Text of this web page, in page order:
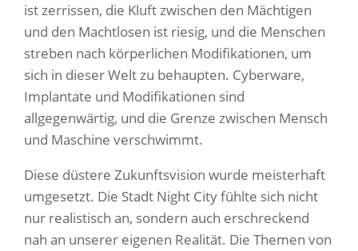
ist zerrissen, die Kluft zwischen den Mächtigen
und den Machtlosen ist riesig, und die Menschen
streben nach körperlichen Modifikationen, um
sich in dieser Welt zu behaupten. Cyberware,
Implantate und Modifikationen sind
allgegenwärtig, und die Grenze zwischen Mensch
und Maschine verschwimmt.
Diese düstere Zukunftsvision wurde meisterhaft
umgesetzt. Die Stadt Night City fühlte sich nicht
nur realistisch an, sondern auch erschreckend
nah an unserer eigenen Realität. Die Themen von